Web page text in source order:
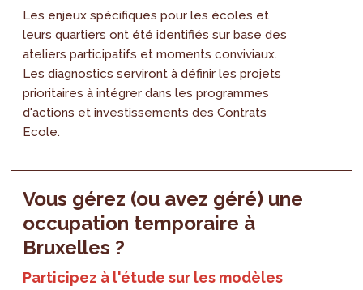
Les enjeux spécifiques pour les écoles et
leurs quartiers ont été identifiés sur base des
ateliers participatifs et moments conviviaux.
Les diagnostics serviront à définir les projets
prioritaires à intégrer dans les programmes
d'actions et investissements des Contrats
Ecole.
Vous gérez (ou avez géré) une
occupation temporaire à
Bruxelles ?
Participez à l'étude sur les modèles